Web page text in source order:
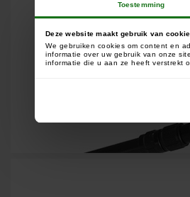
Toestemming
Deze website maakt gebruik van
We gebruiken cookies om content en
informatie over uw gebruik van onze
informatie die u aan ze heeft verstrekt